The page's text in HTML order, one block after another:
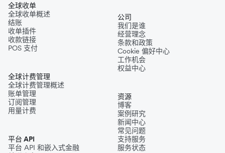
全球收单
全球收单概述
结账
收单插件
收款链接
POS 支付
全球计费管理
全球计费管理概述
账单管理
订阅管理
用量计费
平台 API
平台 API 和嵌入式金融
公司
我们是谁
经营理念
条款和政策
Cookie 偏好中心
工作机会
权益中心
资源
博客
案例研究
新闻中心
常见问题
支持服务
服务状态